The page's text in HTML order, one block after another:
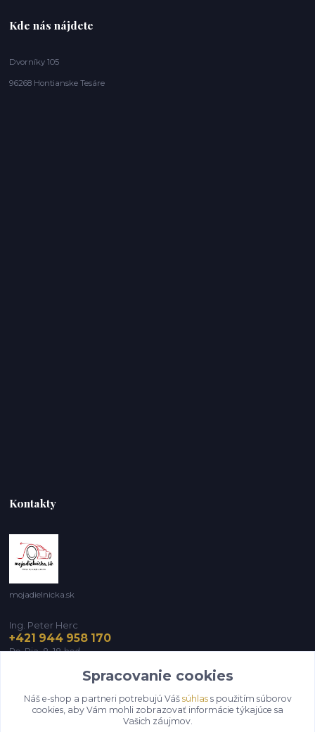
Kde nás nájdete
Dvorníky 105
96268 Hontianske Tesáre
Kontakty
mojadielnicka.sk
Ing. Peter Herc
+421 944 958 170
Po-Pia, 8-18 hod.
infomojadielnicka@gmail.com
Spracovanie cookies
Náš e-shop a partneri potrebujú Váš súhlass použitím súborov
cookies, aby Vám mohli zobrazovať informácie týkajúce sa
Vašich záujmov.